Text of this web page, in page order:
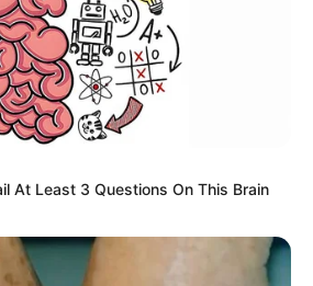
Vallecano 2021-II
At Least 3 Questions On This Brain